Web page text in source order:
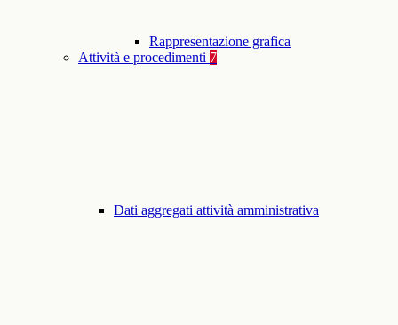
Rappresentazione grafica
Attività e procedimenti 7
Dati aggregati attività amministrativa